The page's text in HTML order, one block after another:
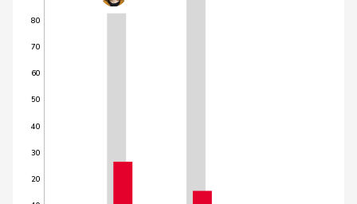
20
30
40
50
60
70
80